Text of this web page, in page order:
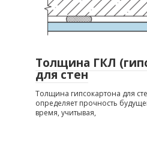
Толщина ГКЛ
для стен
Толщина гипсокартона для
определяет прочность
время, учитывая,